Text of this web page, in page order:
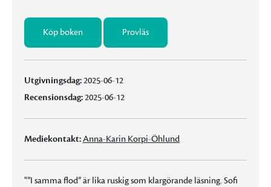
Köp boken Provläs
Utgivningsdag:2025-06-12
Recensionsdag:2025-06-12
Mediekontakt:Anna-Karin Korpi-Öhlund
"”I samma flod” är lika ruskig som klargörande läsning. Sofi